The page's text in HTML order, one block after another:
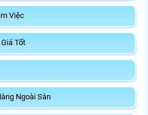
Việc
Tốt
Ngoài Sàn